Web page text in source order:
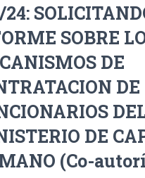
24:
SOBRE
DE
DE
DE
(Co-